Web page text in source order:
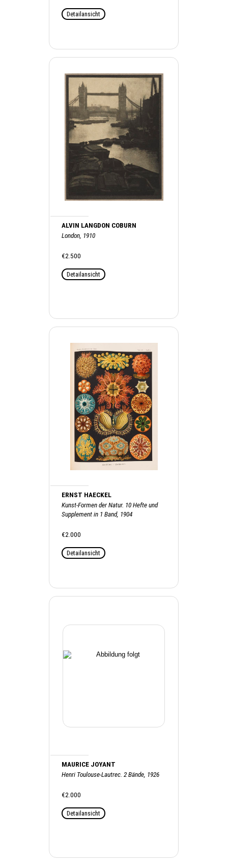
Detailansicht
ALVIN LANGDON COBURN
London, 1910
€2.500
Detailansicht
ERNST HAECKEL
Kunst-Formen der Natur. 10 Hefte und
Supplement in 1 Band, 1904
€2.000
Detailansicht
MAURICE JOYANT
Henri Toulouse-Lautrec. 2 Bände, 1926
€2.000
Detailansicht